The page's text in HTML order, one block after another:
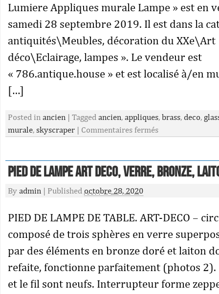
Lumiere Appliques murale Lampe » est en
samedi 28 septembre 2019. Il est dans la
antiquités\Meubles, décoration du XXe\Art
déco\Eclairage, lampes ». Le vendeur est
« 786.antique.house » et est localisé à/en
[…]
Posted in ancien | Tagged ancien, appliques, brass, deco,
murale, skyscraper | Commentaires fermés
PIED DE LAMPE ART DECO, VERRE, BRONZE,
By admin | Published octobre 28, 2020
PIED DE LAMPE DE TABLE. ART-DECO –
composé de trois sphères en verre
par des éléments en bronze doré et laiton
refaite, fonctionne parfaitement (photos 2).
et le fil sont neufs. Interrupteur forme